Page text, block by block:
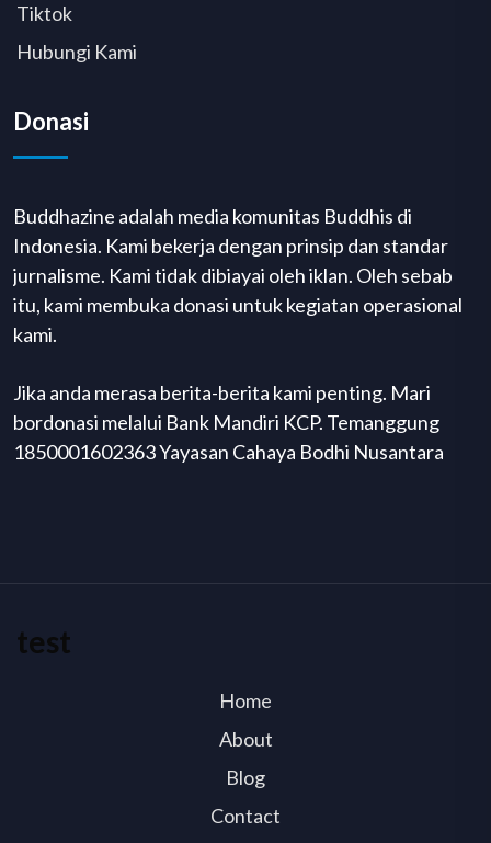
Tiktok
Hubungi Kami
Donasi
Buddhazine adalah media komunitas Buddhis di
Indonesia. Kami bekerja dengan prinsip dan standar
jurnalisme. Kami tidak dibiayai oleh iklan. Oleh sebab
itu, kami membuka donasi untuk kegiatan operasional
kami.
Jika anda merasa berita-berita kami penting. Mari
bordonasi melalui Bank Mandiri KCP. Temanggung
1850001602363 Yayasan Cahaya Bodhi Nusantara
test
Home
About
Blog
Contact